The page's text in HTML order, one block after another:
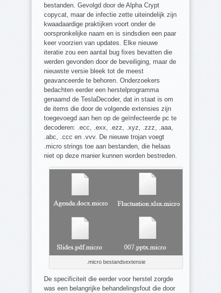
bestanden. Gevolgd door de Alpha Crypt
copycat, maar de infectie zette uiteindelijk zijn
kwaadaardige praktijken voort onder de
oorspronkelijke naam en is sindsdien een paar
keer voorzien van updates. Elke nieuwe
iteratie zou een aantal bug fixes bevatten die
werden gevonden door de beveiliging, maar de
nieuwste versie bleek tot de meest
geavanceerde te behoren. Onderzoekers
bedachten eerder een herstelprogramma
genaamd de TeslaDecoder, dat in staat is om
de items die door de volgende extensies zijn
toegevoegd aan hen op de geïnfecteerde pc te
decoderen: .ecc, .exx, .ezz, .xyz, .zzz, .aaa,
.abc, .ccc en .vvv. De nieuwe trojan voegt
.micro strings toe aan bestanden, die helaas
niet op deze manier kunnen worden bestreden.
.micro bestandsextensie
De specificiteit die eerder voor herstel zorgde
was een belangrijke behandelingsfout die door